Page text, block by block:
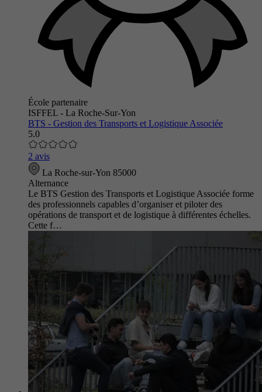
École partenaire
ISFFEL - La Roche-Sur-Yon
BTS - Gestion des Transports et Logistique Associée
5.0
2 avis
La Roche-sur-Yon 85000
Alternance
Le BTS Gestion des Transports et Logistique Associée forme
des professionnels capables d’organiser et piloter des
opérations de transport et de logistique à différentes échelles.
Cette f…